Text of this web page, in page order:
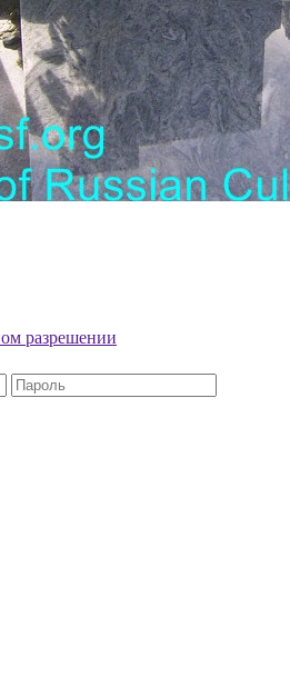
разрешении
Пароль